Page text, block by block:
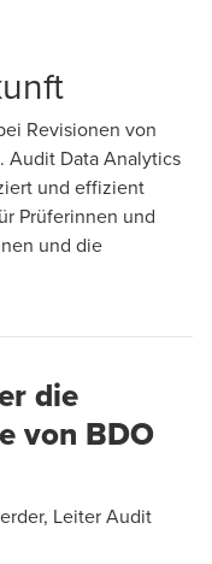
Revisionen von
Audit Data Analytics
und effizient
Prüferinnen und
und die
die
von BDO
Leiter Audit